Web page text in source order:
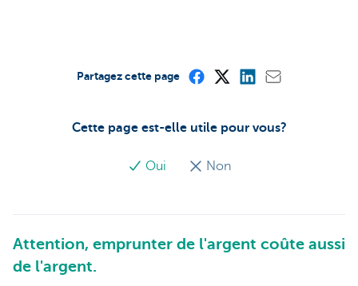
Cette page est-elle utile pour vous?
Oui Non
Partagez cette page
Attention, emprunter de l'argent coûte aussi
de l'argent.